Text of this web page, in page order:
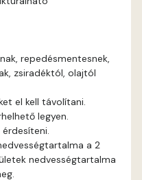
B
C
D
repedésmentesnek,
zsiradéktól, olajtól
el kell távolítani.
legyen.
a 2
nedvességtartalma